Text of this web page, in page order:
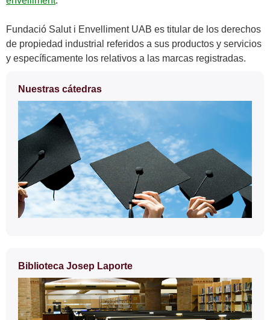
Fundació Salut i Envelliment UAB es titular de los derechos
de propiedad industrial referidos a sus productos y servicios
y específicamente los relativos a las marcas registradas.
complementaria
Nuestras cátedras
Biblioteca Josep Laporte